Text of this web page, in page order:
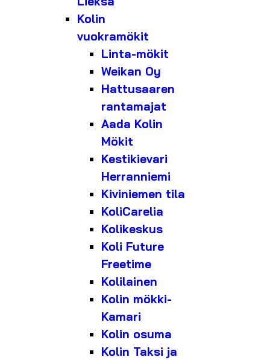
Kolin
vuokramökit
Linta-mökit
Weikan Oy
Hattusaaren
rantamajat
Aada Kolin
Mökit
Kestikievari
Herranniemi
Kiviniemen tila
KoliCarelia
Kolikeskus
Koli Future
Freetime
Kolilainen
Kolin mökki-
Kamari
Kolin osuma
Kolin Taksi ja